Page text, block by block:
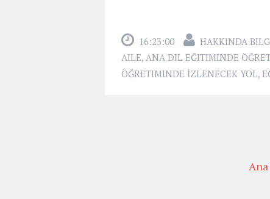
16:23:00 HAKKINDA
AILE, ANA DIL EĞITIMINDE
ÖĞRETIMINDE İZLENECEK YOL,
Ana